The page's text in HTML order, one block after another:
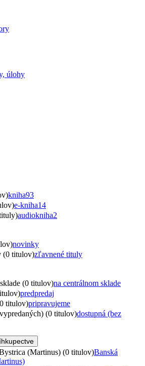
úlohy
kniha93
e-kniha14
audiokniha2
novinky
(0 titulov)zľavnené tituly
(0 titulov)na centrálnom sklade
predpredaj
titulov)pripravujeme
(0 titulov)dostupná (bez
(Martinus) (0 titulov)Banská